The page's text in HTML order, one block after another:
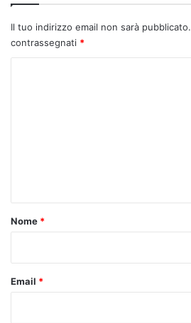
Il tuo indirizzo email non sarà pubblicato.
contrassegnati *
o
Nome *
Email *